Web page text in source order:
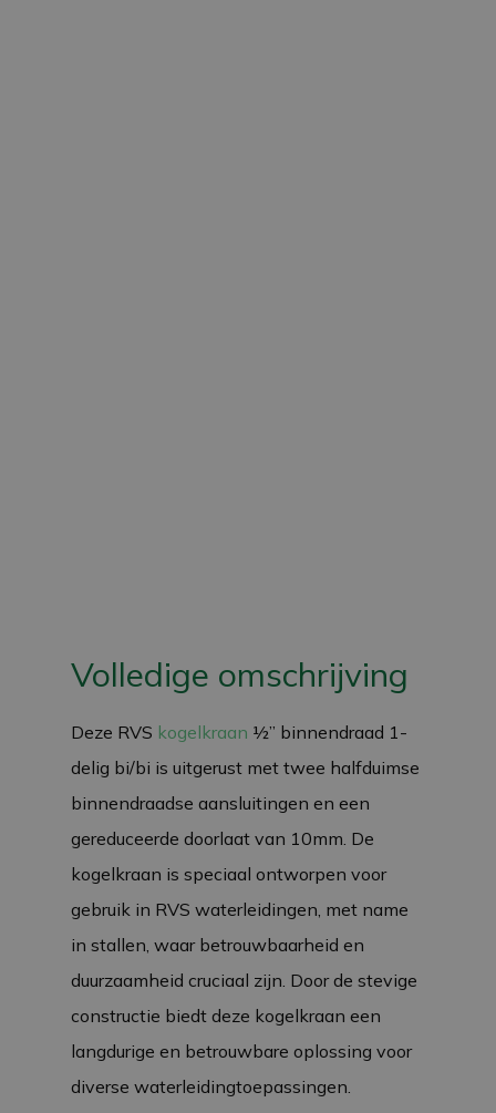
Volledige omschrijving
Deze RVS kogelkraan ½” binnendraad 1-
delig bi/bi is uitgerust met twee halfduimse
binnendraadse aansluitingen en een
gereduceerde doorlaat van 10mm. De
kogelkraan is speciaal ontworpen voor
gebruik in RVS waterleidingen, met name
in stallen, waar betrouwbaarheid en
duurzaamheid cruciaal zijn. Door de stevige
constructie biedt deze kogelkraan een
langdurige en betrouwbare oplossing voor
diverse waterleidingtoepassingen.